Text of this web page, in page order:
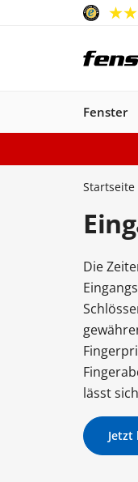
Fenster
Weitere
Weitere
Balkontür
Weitere
Weitere
Weitere
Weitere
Weitere
Startseite
Die
lässt